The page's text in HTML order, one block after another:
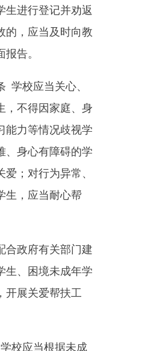
校、幼儿园应
健条件，协助
。
校、幼儿园应
度，对未成年人
善安保设施、配
未成年人在校、
产安全。
得在危及未成
进行教育教学活
年人的身心健